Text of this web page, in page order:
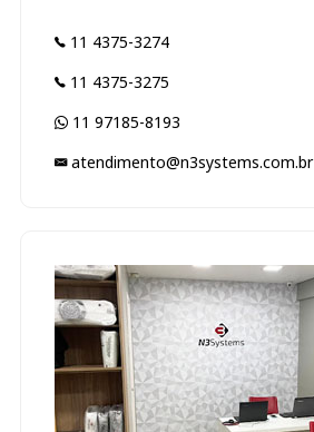
11 4375-3274
11 4375-3275
11 97185-8193
atendimento@n3systems.com.br